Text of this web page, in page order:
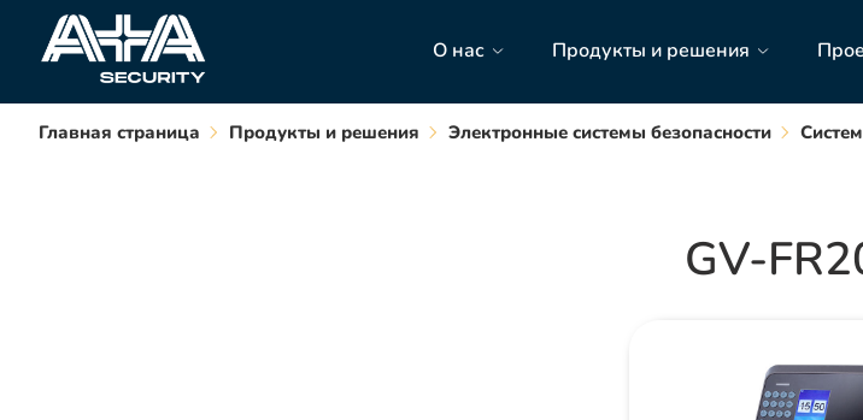
О нас Продукты и решения
Главная страница Продукты и решения Электронные системы безопасности
GV-